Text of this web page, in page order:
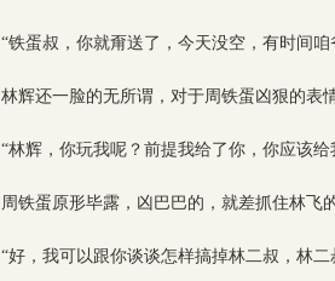
“铁蛋叔，你就甭送了，今天没空，有时间
林辉还一脸的无所谓，对于周铁蛋凶狠的表
“林辉，你玩我呢？前提我给了你，你应该给
周铁蛋原形毕露，凶巴巴的，就差抓住林飞
“好，我可以跟你谈谈怎样搞掉林二叔，林